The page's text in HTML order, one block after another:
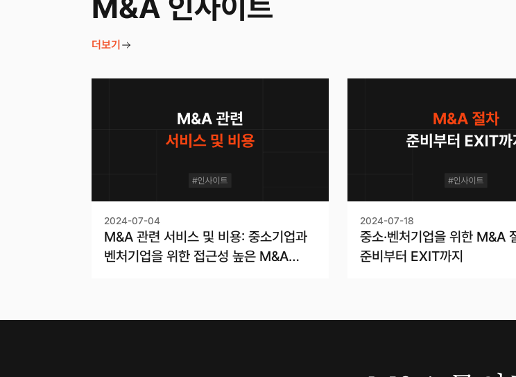
더보기
2024-07-04
M&A 관련 서비스 및 비용: 중소기업과
벤처기업을 위한 접근성 높은 M&A
2024-07-18
중소·벤처기업을 위한 M&A
준비부터 EXIT까지